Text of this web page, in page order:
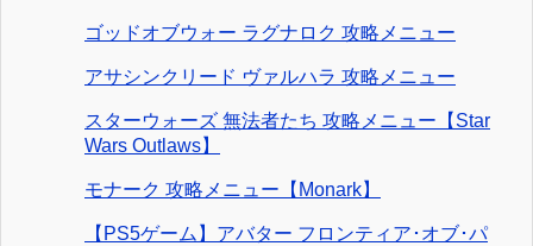
ゴッドオブウォー ラグナロク 攻略メニュー
アサシンクリード ヴァルハラ 攻略メニュー
スターウォーズ 無法者たち 攻略メニュー【Star
Wars Outlaws】
モナーク 攻略メニュー【Monark】
【PS5ゲーム】アバター フロンティア･オブ･パ